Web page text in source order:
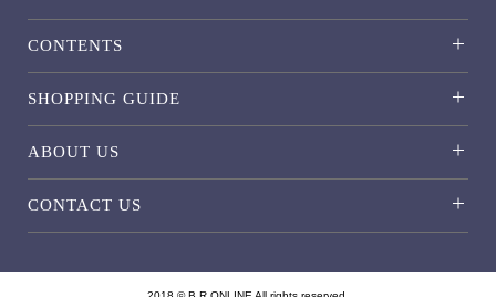
CONTENTS
SHOPPING GUIDE
ABOUT US
CONTACT US